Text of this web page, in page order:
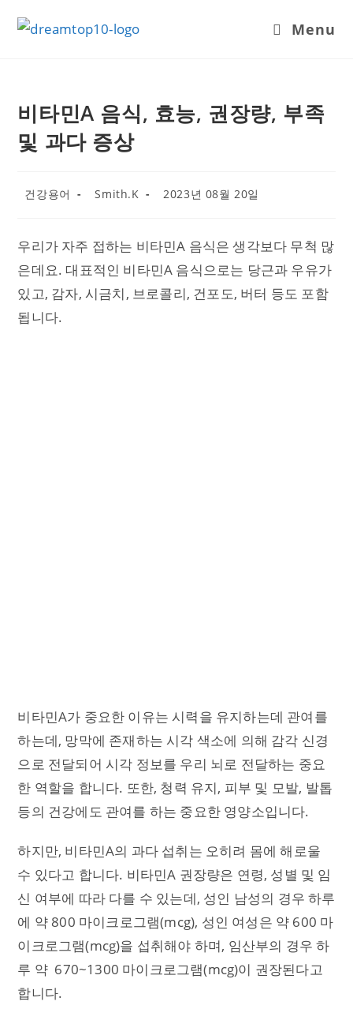
Menu
비타민A 음식, 효능, 권장량, 부족
및 과다 증상
Post
건강용어
Post
Smith.K
Post
2023년 08월 20일
우리가 자주 접하는 비타민A 음식은 생각보다 무척 많
은데요. 대표적인 비타민A 음식으로는 당근과 우유가
있고, 감자, 시금치, 브로콜리, 건포도, 버터 등도 포함
됩니다.
비타민A가 중요한 이유는 시력을 유지하는데 관여를
하는데, 망막에 존재하는 시각 색소에 의해 감각 신경
으로 전달되어 시각 정보를 우리 뇌로 전달하는 중요
한 역할을 합니다. 또한, 청력 유지, 피부 및 모발, 발톱
등의 건강에도 관여를 하는 중요한 영양소입니다.
하지만, 비타민A의 과다 섭취는 오히려 몸에 해로울
수 있다고 합니다. 비타민A 권장량은 연령, 성별 및 임
신 여부에 따라 다를 수 있는데, 성인 남성의 경우 하루
에 약 800 마이크로그램(mcg), 성인 여성은 약 600 마
이크로그램(mcg)을 섭취해야 하며, 임산부의 경우 하
루 약 670~1300 마이크로그램(mcg)이 권장된다고
합니다.